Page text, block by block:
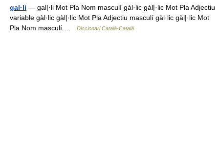
gal·li — gal|·li Mot Pla Nom masculí gàl·lic gàl|·lic Mot Pla Adjectiu
variable gàl·lic gàl|·lic Mot Pla Adjectiu masculí gàl·lic gàl|·lic Mot
Pla Nom masculí …
Diccionari Català-Català